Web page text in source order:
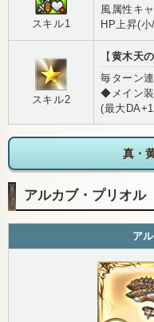
スキル1
風属性キ
HP上昇(
スキル2
【 黄木天
毎ターン
◆メイン装
(最大
真・
アルカブ・プリオル
ア